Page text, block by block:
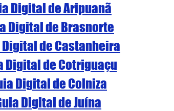
Digital de Aripuanã
Digital de Brasnorte
Digital de Castanheira
Digital de Cotriguaçu
Digital de Colniza
Digital de Juína